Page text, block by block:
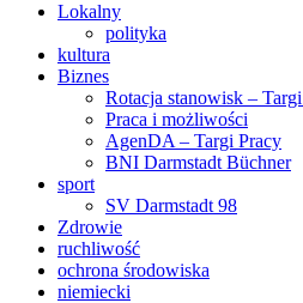
Lokalny
polityka
kultura
Biznes
Rotacja stanowisk –
Praca i możliwości
AgenDA – Targi Pracy
BNI Darmstadt Büchner
sport
SV Darmstadt 98
Zdrowie
ruchliwość
ochrona środowiska
niemiecki